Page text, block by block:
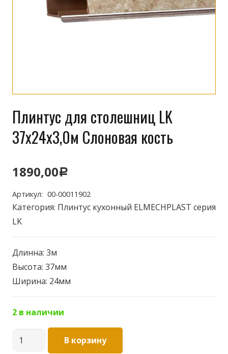
Плинтус для столешниц LK
37x24x3,0м Слоновая кость
1890,00Р
Артикул: 00-00011902
Категория: Плинтус кухонный ELMECHPLAST серия
LK
Длинна: 3м
Высота: 37мм
Ширина: 24мм
2 в наличии
Количество
В корзину